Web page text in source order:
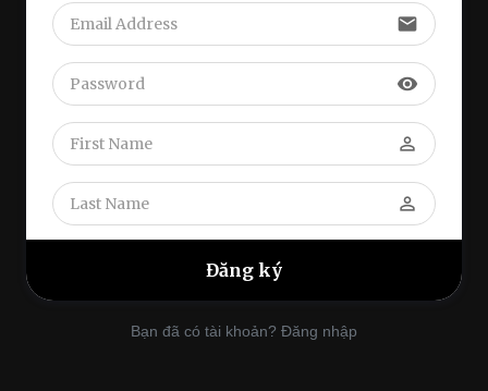
email
visibility
perm_identity
perm_identity
Bạn đã có tài khoản? Đăng nhập